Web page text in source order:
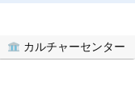
カルチャーセンター